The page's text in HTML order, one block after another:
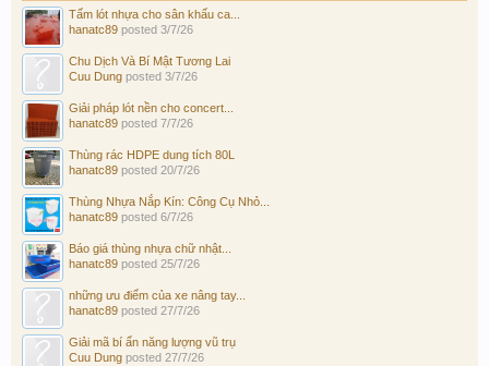
Tấm lót nhựa cho sân khấu ca...
hanatc89 posted 3/7/26
Chu Dịch Và Bí Mật Tương Lai
Cuu Dung posted 3/7/26
Giải pháp lót nền cho concert...
hanatc89 posted 7/7/26
Thùng rác HDPE dung tích 80L
hanatc89 posted 20/7/26
Thùng Nhựa Nắp Kín: Công Cụ Nhỏ...
hanatc89 posted 6/7/26
Báo giá thùng nhựa chữ nhật...
hanatc89 posted 25/7/26
những ưu điểm của xe nâng tay...
hanatc89 posted 27/7/26
Giải mã bí ẩn năng lượng vũ trụ
Cuu Dung posted 27/7/26